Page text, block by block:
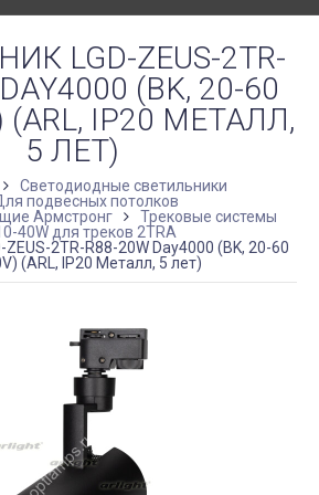
LGD-ZEUS-2TR-
(BK, 20-60
(ARL, IP20 МЕТАЛЛ,
5 ЛЕТ)
Светодиодные светильники
подвесных потолков
Армстронг
Трековые системы
40W для треков 2TRA
ZEUS-2TR-R88-20W Day4000 (BK, 20-60
(ARL, IP20 Металл, 5 лет)